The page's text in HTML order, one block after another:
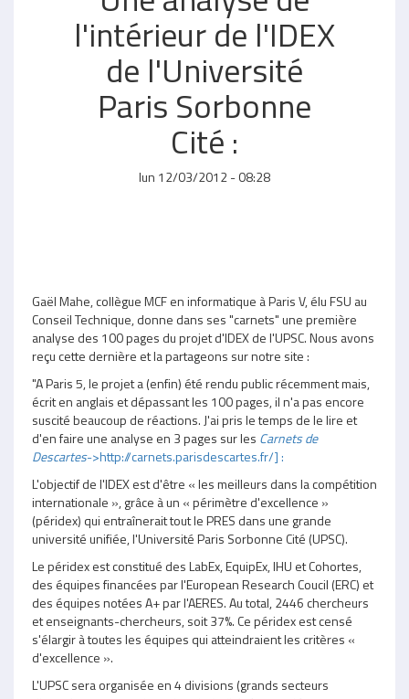
l'intérieur de l'IDEX
de l'Université
Paris Sorbonne
Cité :
lun 12/03/2012 - 08:28
Gaël Mahe, collègue MCF en informatique à Paris V, élu FSU au
Conseil Technique, donne dans ses "carnets" une première
analyse des 100 pages du projet d'IDEX de l'UPSC. Nous avons
reçu cette dernière et la partageons sur notre site :
"A Paris 5, le projet a (enfin) été rendu public récemment mais,
écrit en anglais et dépassant les 100 pages, il n'a pas encore
suscité beaucoup de réactions. J'ai pris le temps de le lire et
d'en faire une analyse en 3 pages sur les Carnets de
Descartes->http://carnets.parisdescartes.fr/] :
L'objectif de l'IDEX est d'être « les meilleurs dans la compétition
internationale », grâce à un « périmètre d'excellence »
(péridex) qui entraînerait tout le PRES dans une grande
université unifiée, l'Université Paris Sorbonne Cité (UPSC).
Le péridex est constitué des LabEx, EquipEx, IHU et Cohortes,
des équipes financées par l'European Research Coucil (ERC) et
des équipes notées A+ par l'AERES. Au total, 2446 chercheurs
et enseignants-chercheurs, soit 37%. Ce péridex est censé
s'élargir à toutes les équipes qui atteindraient les critères «
d'excellence ».
L'UPSC sera organisée en 4 divisions (grands secteurs